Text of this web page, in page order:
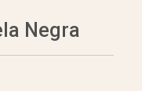
Negra